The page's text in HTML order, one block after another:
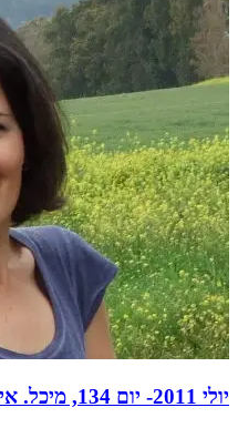
יולי 2011- יום 134, מיכל. אין אמא ויש הרבה.